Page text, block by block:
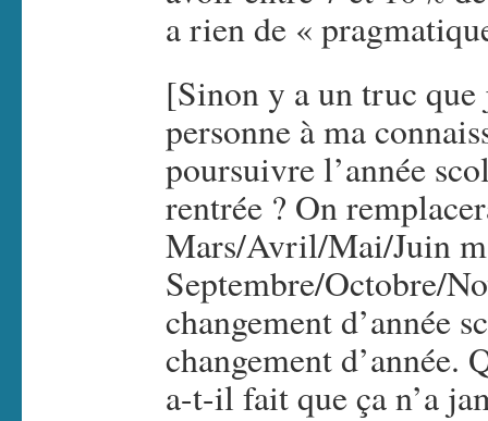
a rien de «
[Sinon y a un truc que
personne à ma
poursuivre l’année
rentrée ? On
Mars/Avril/Mai/Juin
Septembre/Octobre/
changement d’année
changement
a-t-il fait que ça n’a